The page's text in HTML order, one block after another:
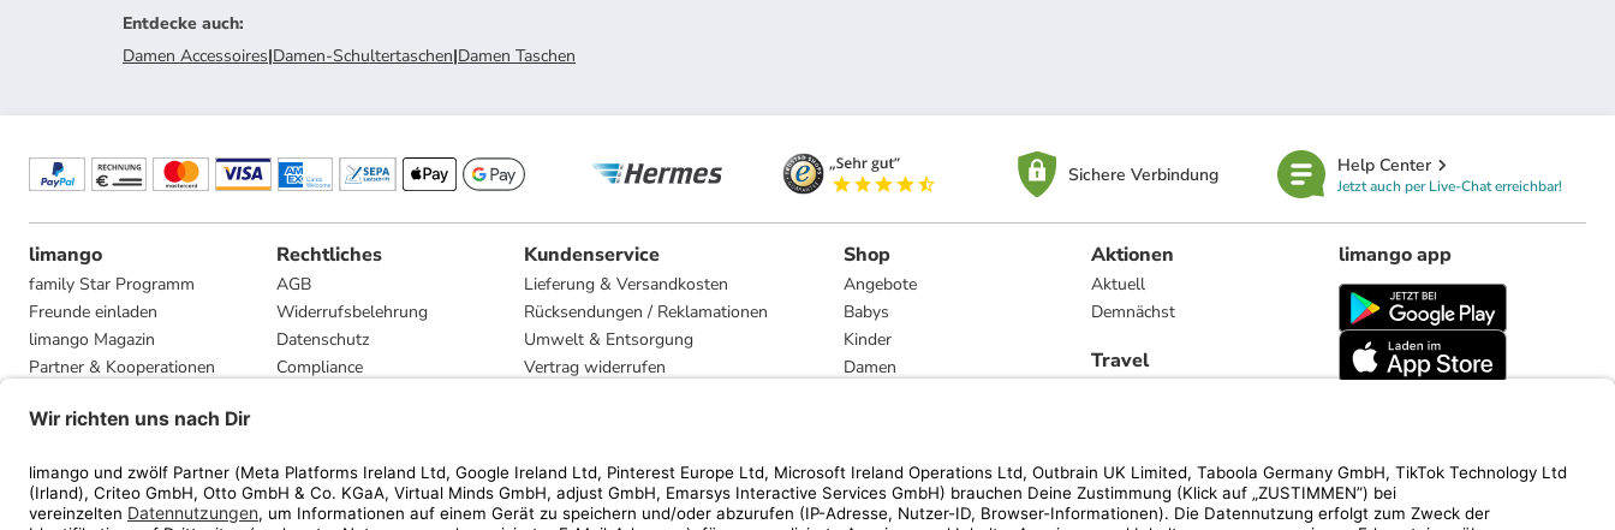
Entdecke auch:
Damen Accessoires|Damen-Schultertaschen|Damen Taschen
Sichere Verbindung Help Center
Jetzt auch per Live-Chat erreichbar!
limango
family Star Programm
Freunde einladen
limango Magazin
Partner & Kooperationen
Presse
Rechtliches
AGB
Widerrufsbelehrung
Datenschutz
Compliance
Kundenservice
Lieferung & Versandkosten
Rücksendungen / Reklamationen
Umwelt & Entsorgung
Vertrag widerrufen
Shop
Angebote
Babys
Kinder
Damen
Marken
Aktionen
Aktuell
Demnächst
Travel
limango app